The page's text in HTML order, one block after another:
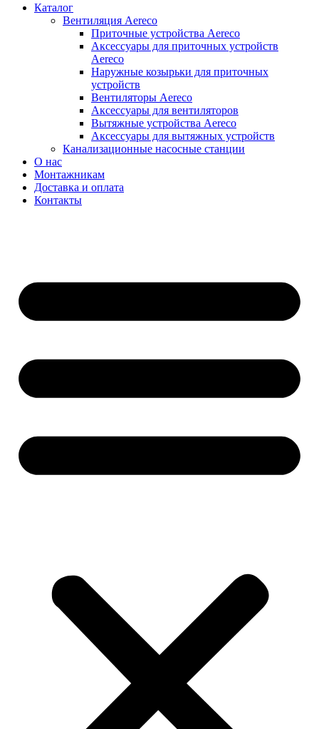
Каталог
Вентиляция Aereco
Приточные устройства Aereco
Аксессуары для приточных устройств
Aereco
Наружные козырьки для приточных
устройств
Вентиляторы Aereco
Аксессуары для вентиляторов
Вытяжные устройства Aereco
Аксессуары для вытяжных устройств
Канализационные насосные станции
О нас
Монтажникам
Доставка и оплата
Контакты